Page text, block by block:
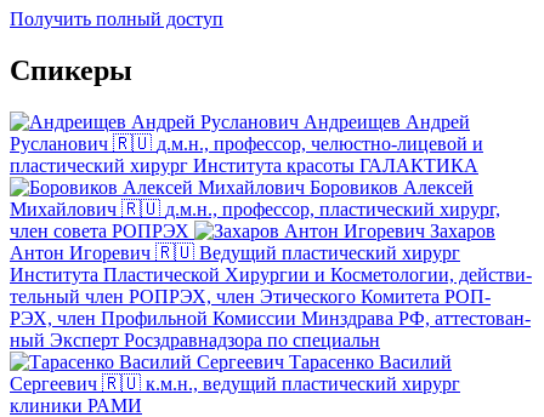
Получить полный доступ
Спикеры
Андреищев Андрей
Русланович 🇷🇺 д.м.н., профессор, челюстно-лицевой и
пластический хирург Института красоты ГАЛАКТИКА
Боровиков Алексей
Михайлович 🇷🇺 д.м.н., профессор, пластический хирург,
член совета РОПРЭХ
Захаров
Антон Игоревич 🇷🇺 Ведущий пластический хирург
Института Пластической Хирургии и Косметологии, дей­стви­
тель­ный член РОП­РЭХ, член Эти­чес­ко­го Ко­ми­те­та РОП­
РЭХ, член Про­филь­ной Ко­мис­сии Минз­дра­ва РФ, ат­тес­то­ван­
ный Экс­перт Росз­драв­над­зо­ра по спе­ци­аль­н
Тарасенко Василий
Сергеевич 🇷🇺 к.м.н., ведущий пластический хирург
клиники РАМИ